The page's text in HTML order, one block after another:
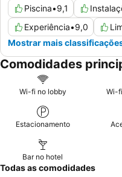
Piscina•9,1
Experiência•9,0
Mostrar mais
Comodidades
Wi-fi no lobby Wi-
Estacionamento
Bar no hotel
Todas as comodidades